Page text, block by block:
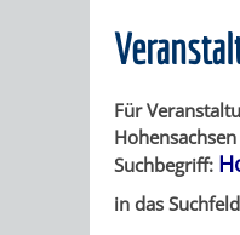
ZUR
Für
Suchbegriff:
in das